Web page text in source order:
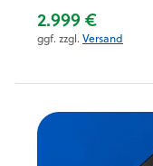
2.999 €
ggf. zzgl. Versand